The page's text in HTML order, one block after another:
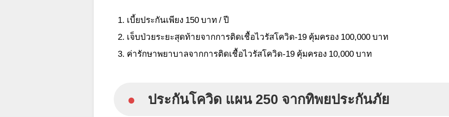
เบี้ยประกันเพียง 150 บาท / ปี
เจ็บป่วยระยะสุดท้ายจากการติดเชื้อไวรัสโควิด-19 คุ้มครอง 100,000 บาท
ค่ารักษาพยาบาลจากการติดเชื้อไวรัสโควิด-19 คุ้มครอง 10,000 บาท
● ประกันโควิด แผน 250 จากทิพยประกันภัย